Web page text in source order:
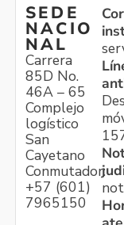
SEDE
NACIO
NAL
Carrera
85D No.
46A – 65
Complejo
logístico
San
Cayetano
Conmutador:
+57 (601)
7965150